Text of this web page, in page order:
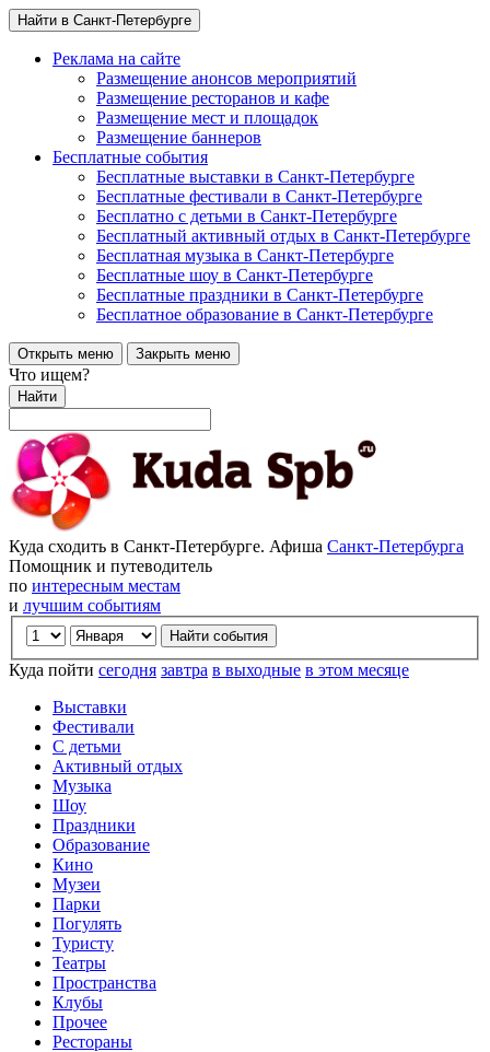
Найти в Санкт-Петербурге
Реклама на сайте
Размещение анонсов мероприятий
Размещение ресторанов и кафе
Размещение мест и площадок
Размещение баннеров
Бесплатные события
Бесплатные выставки в Санкт-Петербурге
Бесплатные фестивали в Санкт-Петербурге
Бесплатно с детьми в Санкт-Петербурге
Бесплатный активный отдых в Санкт-Петербурге
Бесплатная музыка в Санкт-Петербурге
Бесплатные шоу в Санкт-Петербурге
Бесплатные праздники в Санкт-Петербурге
Бесплатное образование в Санкт-Петербурге
Открыть меню Закрыть меню
Что ищем?
Найти
Куда сходить в Санкт-Петербурге. Афиша Санкт-Петербурга
Помощник и путеводитель
по интересным местам
и лучшим событиям
Куда пойти сегодня завтра в выходные в этом месяце
Выставки
Фестивали
С детьми
Активный отдых
Музыка
Шоу
Праздники
Образование
Кино
Музеи
Парки
Погулять
Туристу
Театры
Пространства
Клубы
Прочее
Рестораны